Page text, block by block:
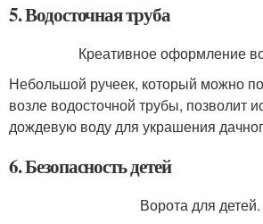
5. Водосточная труба
Креативное оформление
Небольшой ручеек, который можно
возле водосточной трубы, позволит
дождевую воду для украшения
6. Безопасность детей
Ворота для детей.